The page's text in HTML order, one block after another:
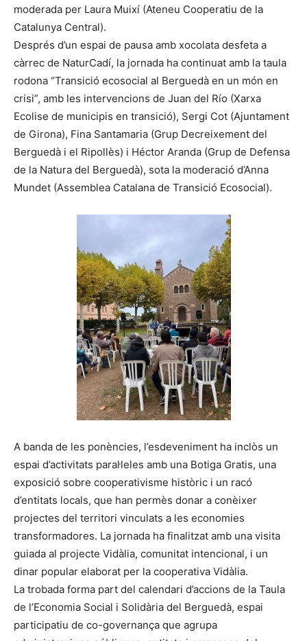
moderada per Laura Muixí (Ateneu Cooperatiu de la
Catalunya Central).
Després d’un espai de pausa amb xocolata desfeta a
càrrec de NaturCadí, la jornada ha continuat amb la taula
rodona “Transició ecosocial al Berguedà en un món en
crisi”, amb les intervencions de Juan del Río (Xarxa
Ecolise de municipis en transició), Sergi Cot (Ajuntament
de Girona), Fina Santamaria (Grup Decreixement del
Berguedà i el Ripollès) i Héctor Aranda (Grup de Defensa
de la Natura del Berguedà), sota la moderació d’Anna
Mundet (Assemblea Catalana de Transició Ecosocial).
A banda de les ponències, l’esdeveniment ha inclòs un
espai d’activitats paral·leles amb una Botiga Gratis, una
exposició sobre cooperativisme històric i un racó
d’entitats locals, que han permès donar a conèixer
projectes del territori vinculats a les economies
transformadores. La jornada ha finalitzat amb una visita
guiada al projecte Vidàlia, comunitat intencional, i un
dinar popular elaborat per la cooperativa Vidàlia.
La trobada forma part del calendari d’accions de la Taula
de l’Economia Social i Solidària del Berguedà, espai
participatiu de co-governança que agrupa